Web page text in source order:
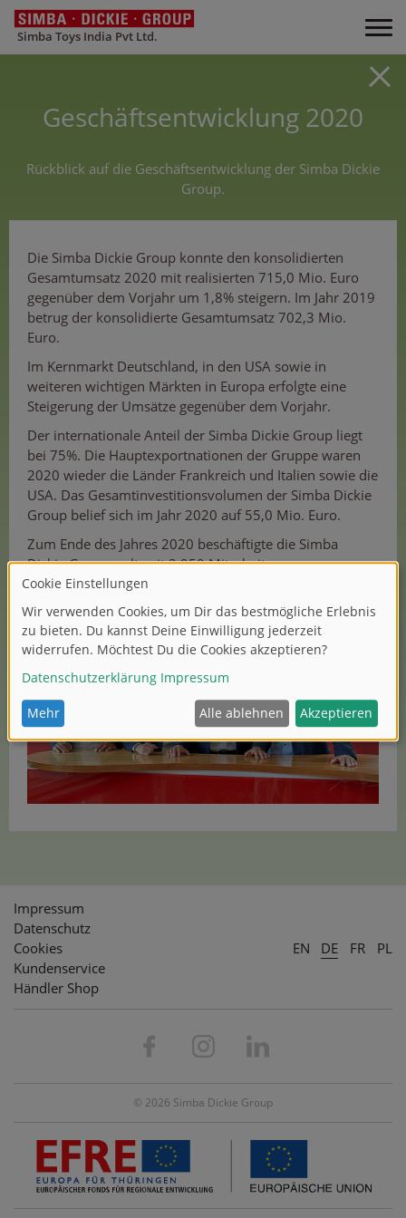
Simba Toys India Pvt Ltd.
Geschäftsentwicklung 2020
Rückblick auf die Geschäftsentwicklung der Simba Dickie
Group.
Die Simba Dickie Group konnte den konsolidierten
Gesamtumsatz 2020 mit realisierten 715,0 Mio. Euro
gegenüber dem Vorjahr um 1,8% steigern. Im Jahr 2019
betrug der konsolidierte Gesamtumsatz 702,3 Mio.
Euro.
Im Kernmarkt Deutschland, in den USA sowie in
weiteren wichtigen Märkten in Europa erfolgte eine
Steigerung der Umsätze gegenüber dem Vorjahr.
Der internationale Anteil der Simba Dickie Group liegt
bei 75%. Die Hauptexportnationen der Gruppe waren
2020 wieder die Länder Frankreich und Italien sowie die
USA. Das Gesamtinvestitionsvolumen der Simba Dickie
Group belief sich im Jahr 2020 auf 55,0 Mio. Euro.
Zum Ende des Jahres 2020 beschäftigte die Simba
Dickie Group weltweit 2.950 Mitarbeiter.
Impressum
Datenschutz
Cookies
Kundenservice
Händler Shop
EN DE FR PL
© 2026 Simba Dickie Group